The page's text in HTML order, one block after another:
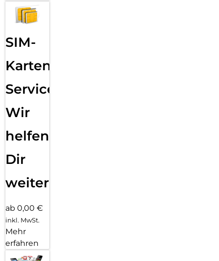
SIM-
Karten
Service:
Wir
helfen
Dir
weiter
ab 0,00 €
inkl. MwSt.
Mehr
erfahren